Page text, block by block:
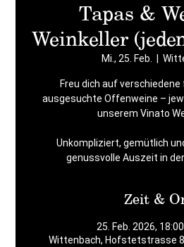
Tapas &
Weinkeller
Mi., 25. Feb.
Freu dich auf
ausgesuchte Offenweine –
unserem Vinato
Unkompliziert, gemütlich
Zeit &
25. Feb. 2026,
Wittenbach, Hofstetstrasse